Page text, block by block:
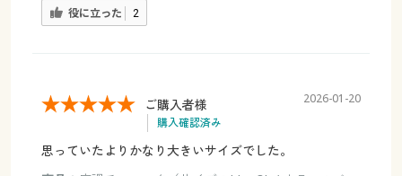
役に立った 2
ご購入者様
購入確認済み
2026-01-20
思っていたよりかなり大きいサイズでした。